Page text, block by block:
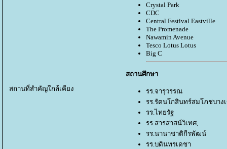
สถานที่สำคัญใกล้เคียง
Crystal Park
CDC
Central Festival Eastville
The Promenade
Nawamin Avenue
Tesco Lotus Lotus
Big C
สถานศึกษา
รร.จารุวรรณ
รร.รัตนโกสินทร์สมโภชบาง
รร.ไทยรัฐ
รร.สารสาสน์วิเทศ,
รร.นานาชาติกีรพัฒน์
รร.บดินทรเดชา